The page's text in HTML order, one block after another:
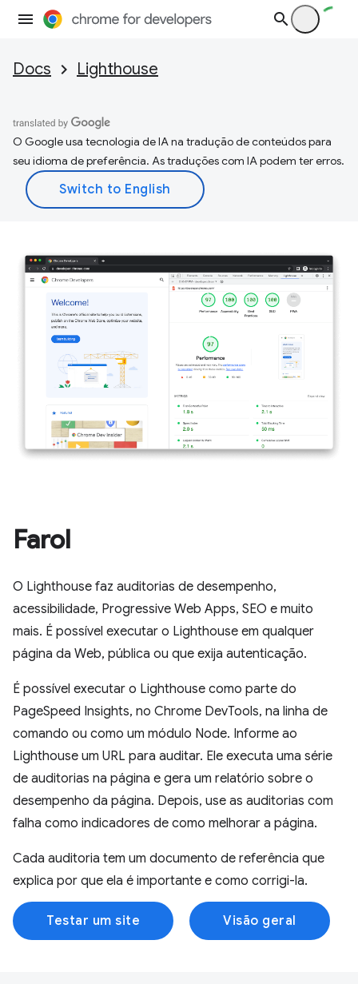
Docs Lighthouse
O Google usa tecnologia de IA na tradução de conteúdos para
seu idioma de preferência. As traduções com IA podem ter erros.
Farol
O Lighthouse faz auditorias de desempenho,
acessibilidade, Progressive Web Apps, SEO e muito
mais. É possível executar o Lighthouse em qualquer
página da Web, pública ou que exija autenticação.
É possível executar o Lighthouse como parte do
PageSpeed Insights, no Chrome DevTools, na linha de
comando ou como um módulo Node. Informe ao
Lighthouse um URL para auditar. Ele executa uma série
de auditorias na página e gera um relatório sobre o
desempenho da página. Depois, use as auditorias com
falha como indicadores de como melhorar a página.
Cada auditoria tem um documento de referência que
explica por que ela é importante e como corrigi-la.
Testar um site Visão geral